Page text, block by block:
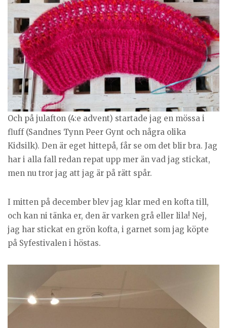
Och på julafton (4:e advent) startade jag en mössa i
fluff (Sandnes Tynn Peer Gynt och några olika
Kidsilk). Den är eget hittepå, får se om det blir bra. Jag
har i alla fall redan repat upp mer än vad jag stickat,
men nu tror jag att jag är på rätt spår.
I mitten på december blev jag klar med en kofta till,
och kan ni tänka er, den är varken grå eller lila! Nej,
jag har stickat en grön kofta, i garnet som jag köpte
på Syfestivalen i höstas.